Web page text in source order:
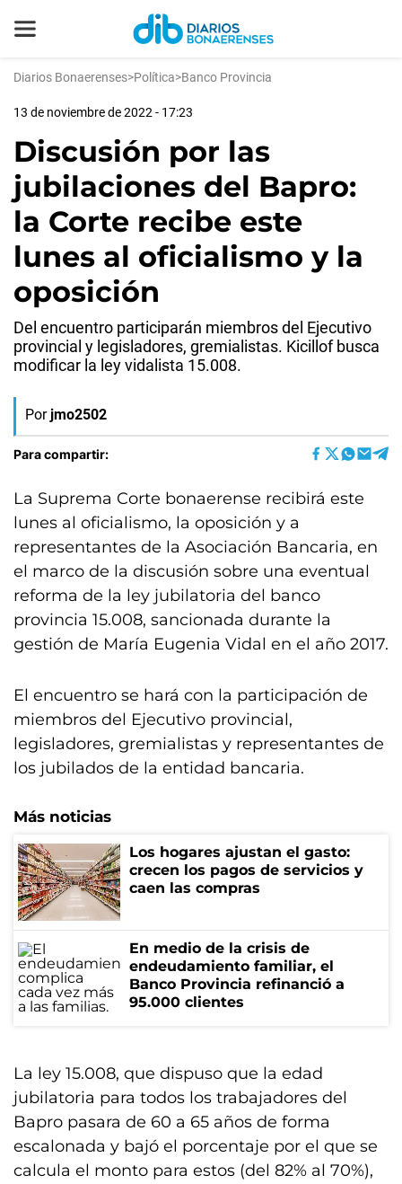
Diarios Bonaerenses>Política>Banco Provincia
13 de noviembre de 2022 - 17:23
Discusión por las
jubilaciones del Bapro:
la Corte recibe este
lunes al oficialismo y la
oposición
Del encuentro participarán miembros del Ejecutivo
provincial y legisladores, gremialistas. Kicillof busca
modificar la ley vidalista 15.008.
Por jmo2502
Para compartir:
La Suprema Corte bonaerense recibirá este
lunes al oficialismo, la oposición y a
representantes de la Asociación Bancaria, en
el marco de la discusión sobre una eventual
reforma de la ley jubilatoria del banco
provincia 15.008, sancionada durante la
gestión de María Eugenia Vidal en el año 2017.
El encuentro se hará con la participación de
miembros del Ejecutivo provincial,
legisladores, gremialistas y representantes de
los jubilados de la entidad bancaria.
Más noticias
Los hogares ajustan el gasto:
crecen los pagos de servicios y
caen las compras
En medio de la crisis de
endeudamiento familiar, el
Banco Provincia refinanció a
95.000 clientes
La ley 15.008, que dispuso que la edad
jubilatoria para todos los trabajadores del
Bapro pasara de 60 a 65 años de forma
escalonada y bajó el porcentaje por el que se
calcula el monto para estos (del 82% al 70%),